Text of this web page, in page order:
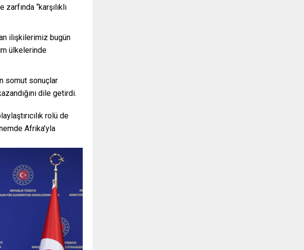
“karşılıklı
ilişkilerimiz bugün
ülkelerinde
somut sonuçlar
dile getirdi.
rolü de
Afrika’yla